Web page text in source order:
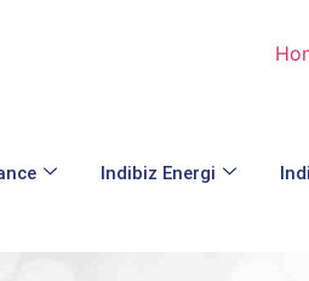
Indibiz Energi